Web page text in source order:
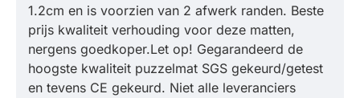
1.2cm en is voorzien van 2 afwerk randen. Beste
prijs kwaliteit verhouding voor deze matten,
nergens goedkoper.Let op! Gegarandeerd de
hoogste kwaliteit puzzelmat SGS gekeurd/getest
en tevens CE gekeurd. Niet alle leveranciers